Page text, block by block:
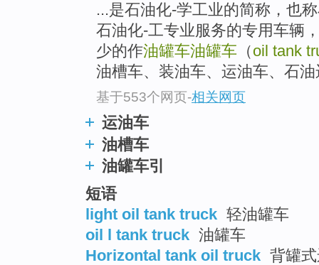
...是石油化-学工业的简称，也
石油化-工专业服务的专用车辆
少的作油罐车油罐车 （oil tank
油槽车、装油车、运油车、石
基于553个网页-相关网页
运油车
油槽车
油罐车引
短语
light oil tank truck 轻油罐车
oil l tank truck 油罐车
Horizontal tank oil truck 背罐